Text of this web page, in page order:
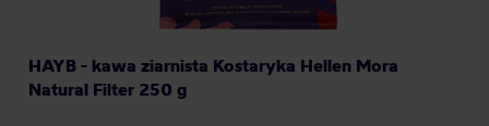
HAYB - kawa ziarnista Kostaryka Hellen Mora
Natural Filter 250 g